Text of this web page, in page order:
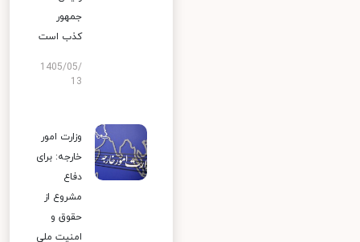
جمهور
کذب است
1405/05/
13
وزارت امور
خارجه: برای
دفاع
مشروع از
حقوق و
امنیت ملی